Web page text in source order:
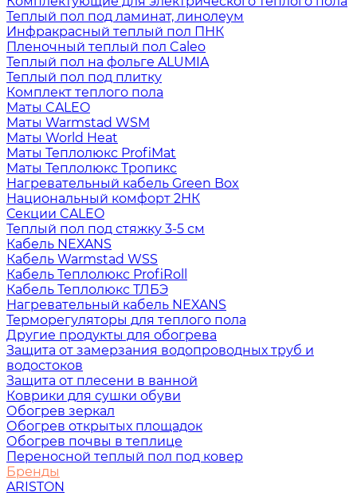
Теплый пол под ламинат, линолеум
Инфракрасный теплый пол ПНК
Пленочный теплый пол Caleo
Теплый пол на фольге ALUMIA
Теплый пол под плитку
Комплект теплого пола
Маты CALEO
Маты Warmstad WSM
Маты World Heat
Маты Теплолюкс ProfiMat
Маты Теплолюкс Тропикс
Нагревательный кабель Green Box
Национальный комфорт 2НК
Секции CALEO
Теплый пол под стяжку 3-5 см
Кабель NEXANS
Кабель Warmstad WSS
Кабель Теплолюкс ProfiRoll
Кабель Теплолюкс ТЛБЭ
Нагревательный кабель NEXANS
Терморегуляторы для теплого пола
Другие продукты для обогрева
Защита от замерзания водопроводных труб и
водостоков
Защита от плесени в ванной
Коврики для сушки обуви
Обогрев зеркал
Обогрев открытых площадок
Обогрев почвы в теплице
Переносной теплый пол под ковер
Бренды
ARISTON